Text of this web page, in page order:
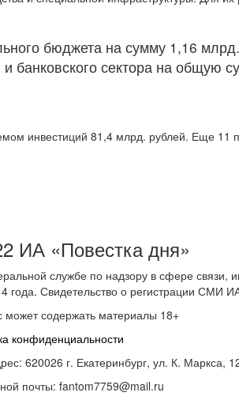
бюджета на сумму 1,16
банковского сектора на общую
инвестиций 81,4 млрд. рублей. Еще
ИА «Повестка дня»
службе по надзору в сфере
года. Свидетельство о регистрации СМИ
может содержать материалы 18+
конфиденциальности
620026 г. Екатеринбург, ул. К. Маркса,
почты: fantom7759@mail.ru